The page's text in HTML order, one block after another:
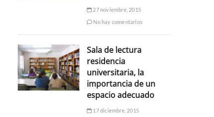
27 noviembre, 2015
No hay comentarios
Sala de lectura
residencia
universitaria, la
importancia de un
espacio adecuado
17 diciembre, 2015